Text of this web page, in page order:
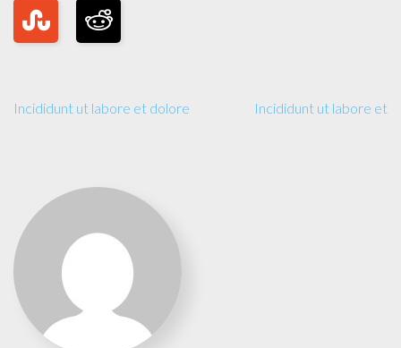
Incididunt ut labore et dolore Incididunt ut labore et